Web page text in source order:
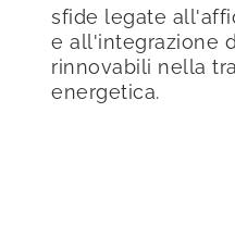
sfide legate
e all'integrazione
rinnovabili nella
energetica.